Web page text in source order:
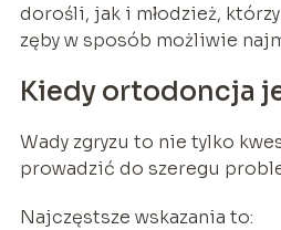
dorośli, jak i młodzież,
zęby w sposób możliwie
Kiedy ortodoncja
Wady zgryzu to nie tylko
prowadzić do szeregu
Najczęstsze wskazania to: